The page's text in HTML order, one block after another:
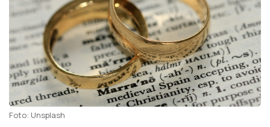
Foto: Unsplash